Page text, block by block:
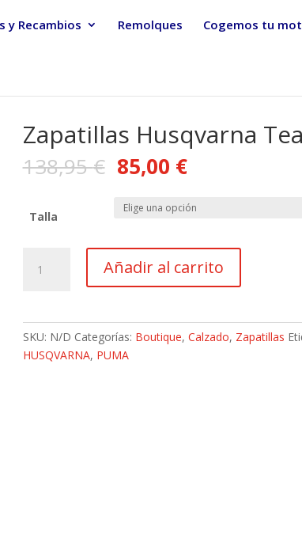
y Recambios Remolques Cogemos tu
Zapatillas Husqvarna
138,95€ 85,00 €
Talla
Husqvarna
Añadir al carrito
SKU: N/D Categorías: Boutique, Calzado, Zapatillas
HUSQVARNA, PUMA